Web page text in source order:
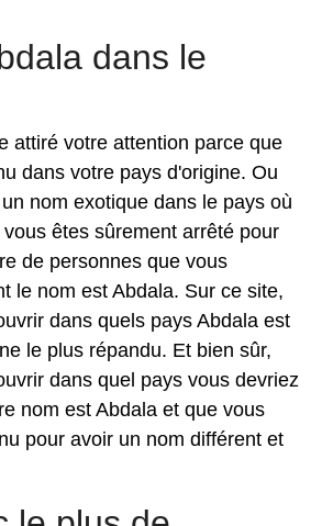
dans le
attiré votre attention parce que
dans votre pays d'origine. Ou
nom exotique dans le pays où
êtes sûrement arrêté pour
de personnes que vous
le nom est Abdala. Sur ce site,
dans quels pays Abdala est
le plus répandu. Et bien sûr,
dans quel pays vous devriez
nom est Abdala et que vous
pour avoir un nom différent et